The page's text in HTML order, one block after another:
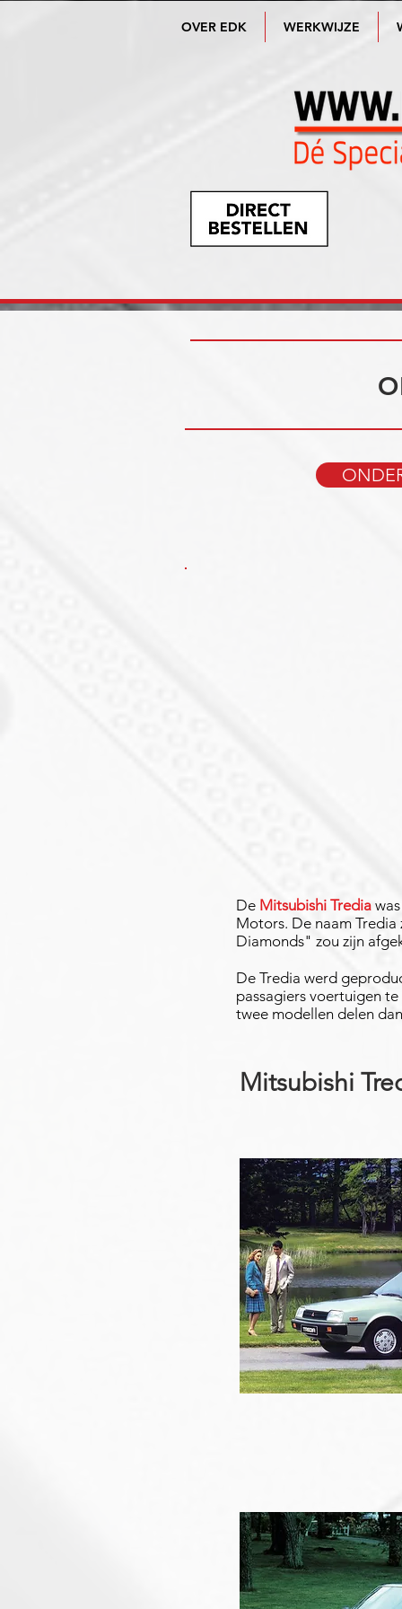
OVER EDK WERKWIJZE
De Mitsubishi Tredia
Motors. De naam
Diamonds" zou zijn
De Tredia werd
passagiers voertuigen
twee modellen delen
Mitsubishi